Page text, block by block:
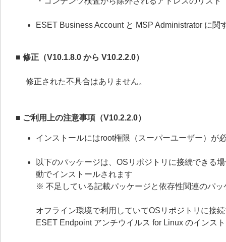
ESET Business Account と MSP Administrator に
■ 修正（V10.1.8.0 から V10.2.2.0）
修正された不具合はありません。
■ ご利用上の注意事項（V10.2.2.0）
インストールにはroot権限（スーパーユーザー）が
以下のパッケージは、OSリポジトリに接続できる
動でインストールされます
※ 不足している記載パッケージと依存性関連のパ
オフライン環境で利用していてOSリポジトリに接
ESET Endpoint アンチウイルス for Linux のインス